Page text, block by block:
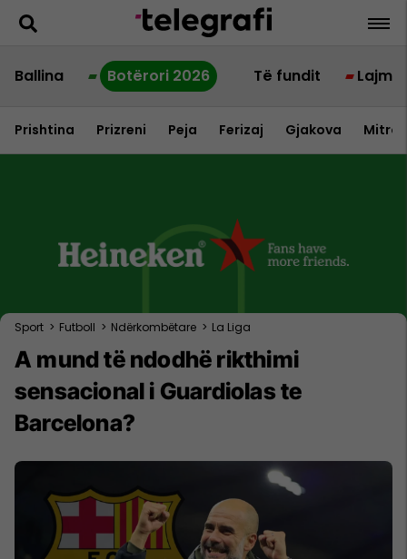
Ballina Botërori 2026 Të fundit Lajme
Prishtina Prizreni Peja Ferizaj Gjakova
Sport > Futboll > Ndërkombëtare > La Liga
A mund të ndodhë rikthimi
sensacional i Guardiolas te
Barcelona?